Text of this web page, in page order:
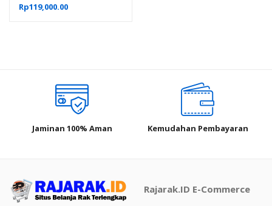
Murah YTH-19B Ukuran
Low Grade 61x41x24 Cm
Rp119,000.00
Jaminan 100% Aman Kemudahan Pembayaran
Rajarak.ID E-Commerce